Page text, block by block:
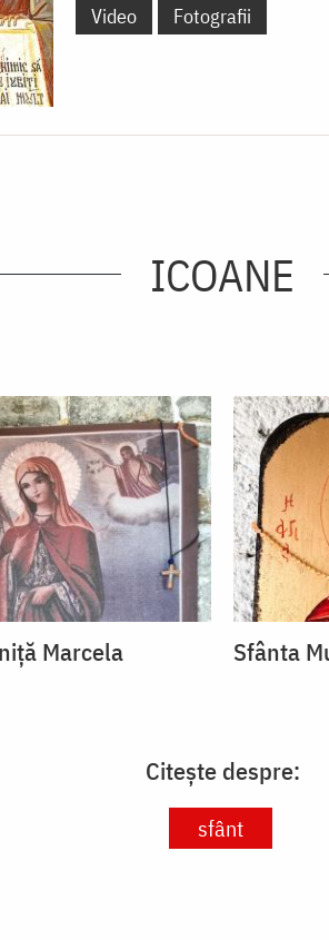
Video
Fotografii
ICOANE
Marcela Sfânta
Citește despre:
sfânt